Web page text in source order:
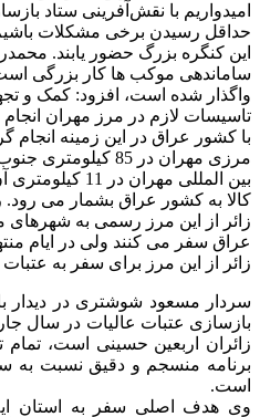
امیدواریم با نقش‌آفرینی ستاد
حداقل رسیدن برخی مشکلات باشیم
این کنگره بزرگ حضور یابند.
ساماندهی موکب ‌ها کار بزرگی
واگذار شده است، افزود: کمک و
تاسیسات لازم در مرز مهران
با کشور عراق در این زمینه انجام
مرزی مهران در 85
بین المللی
زائر از این مرز رسمی به
زائر از این مرز برای سفر به
سردار مسعود شوشتری در دیدار با
بازسازی عتبات عالیات در سال
زائران اربعین حسینی است، تمام
برنامه منسجم و دقیق نسبت به
است.
وی هدف اصلی سفر به استان